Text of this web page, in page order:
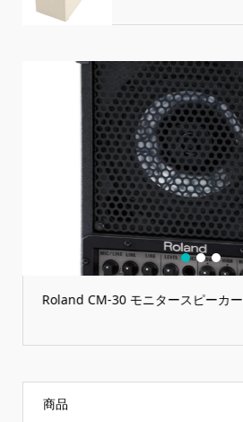
Roland CM-30 モニタースピーカー
1 2 3
商品